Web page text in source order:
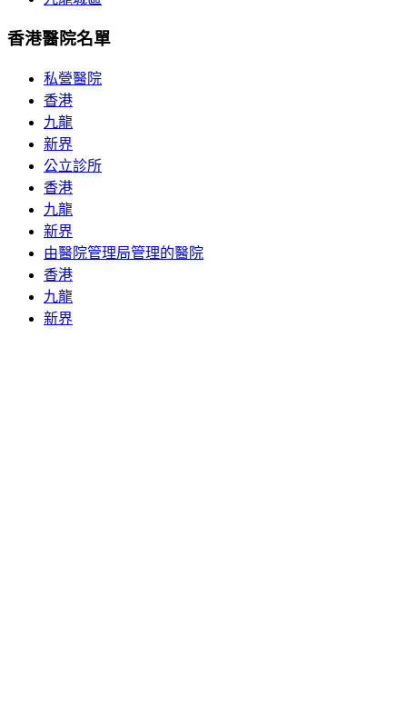
香港醫院名單
私營醫院
香港
九龍
新界
公立診所
香港
九龍
新界
由醫院管理局管理的醫院
香港
九龍
新界